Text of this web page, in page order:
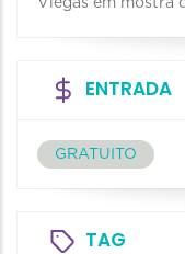
Viegas em mostra
ENTRADA
GRATUITO
TAG